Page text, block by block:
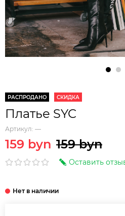
РАСПРОДАНО СКИДКА
Платье SYC
Артикул: —
159 byn 159 byn
Оставить